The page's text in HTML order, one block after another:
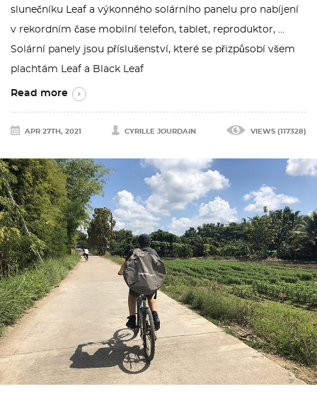
slunečníku Leaf a výkonného solárního panelu pro nabíjení
v rekordním čase mobilní telefon, tablet, reproduktor, ...
Solární panely jsou příslušenství, které se přizpůsobí všem
plachtám Leaf a Black Leaf
Read more
APR 27TH, 2021 CYRILLE JOURDAIN VIEWS (117328)